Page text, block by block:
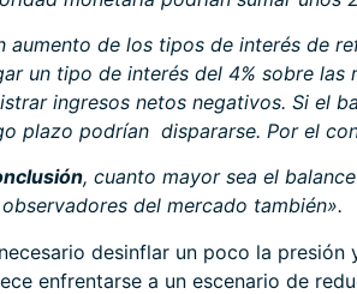
aumento de los tipos de interés de
un tipo de interés del 4% sobre las
ingresos netos negativos. Si el
plazo podrían dispararse. Por el
, cuanto mayor sea el
del mercado también».
desinflar un poco la
enfrentarse a un escenario de